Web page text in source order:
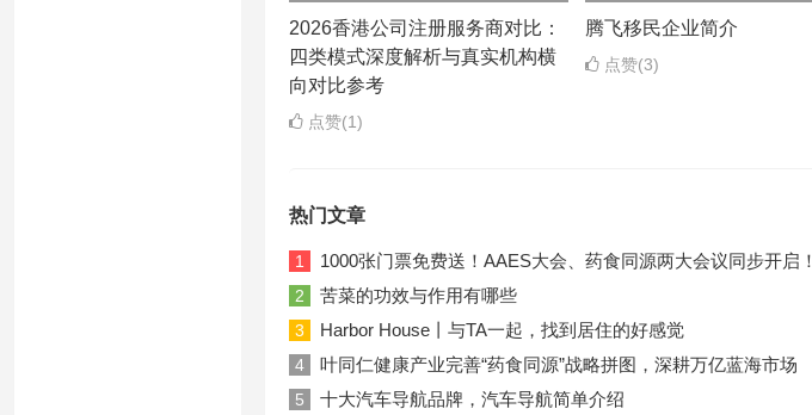
2026香港公司注册服务商对比：
四类模式深度解析与真实机构横
向对比参考
点赞(1)
腾飞移民企业简介
点赞(3)
热门文章
1 1000张门票免费送！AAES大会、药食同源两大会议同步开启！
2 苦菜的功效与作用有哪些
3 Harbor House丨与TA一起，找到居住的好感觉
4 叶同仁健康产业完善“药食同源”战略拼图，深耕万亿蓝海市场
5 十大汽车导航品牌，汽车导航简单介绍